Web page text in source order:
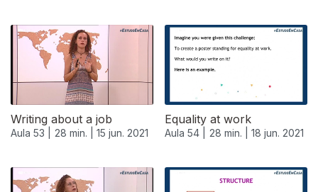
Writing about a job
Aula 53 | 28 min. | 15 jun. 2021
Equality at work
Aula 54 | 28 min. | 18 jun. 2021